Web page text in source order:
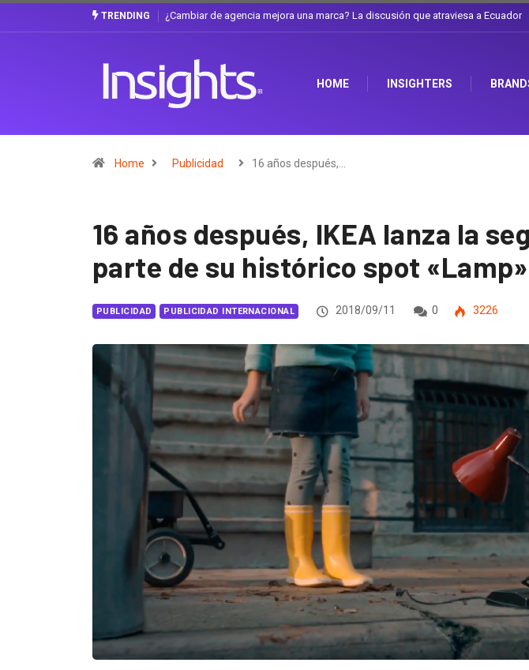
TRENDING Gabriela Herrera y el arte de cambiarse el sombrero en Corporación Favorita
HOME INSIGHTERS
Home Publicidad 16 años después,…
16 años después, IKEA lanza la
parte de su histórico spot «Lamp»
PUBLICIDAD PUBLICIDAD INTERNACIONAL 2018/09/11 0 3226